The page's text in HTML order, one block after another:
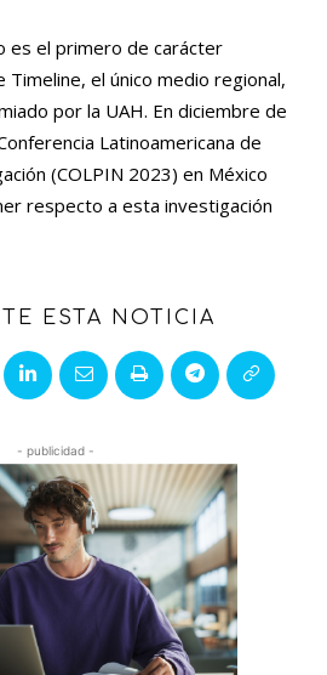
es el primero de carácter
Timeline, el único medio regional,
por la UAH. En diciembre de
Latinoamericana de
(COLPIN 2023) en México
respecto a esta investigación
ESTA NOTICIA
- publicidad -